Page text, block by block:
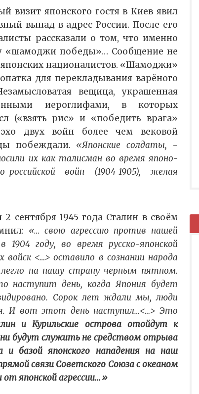
визит японского гостя в Киев явил
выпад в адрес России. После его
рассказали о том, что именно
«шамоджи победы»… Сообщение не
японских националистов. «Шамоджи»
для перекладывания варёного
вещица, украшенная
иероглифами, в которых
(«взять рис» и «победить врага»
двух войн более чем вековой
побеждали. «Японские солдаты, -
их как талисман во время японо-
российской войн (1904-1905), желая
сентября 1945 года Сталин в своём
«… свою агрессию против нашей
году, во время русско-японской
войск <…> оставило в сознании народа
на нашу страну черным пятном.
наступит день, когда Япония будет
Сорок лет ждали мы, люди
И вот этот день наступил…<…> Это
и Курильские острова отойдут к
будут служить не средством отрыва
и базой японского нападения на наш
связи Советского Союза с океаном
японской агрессии...»